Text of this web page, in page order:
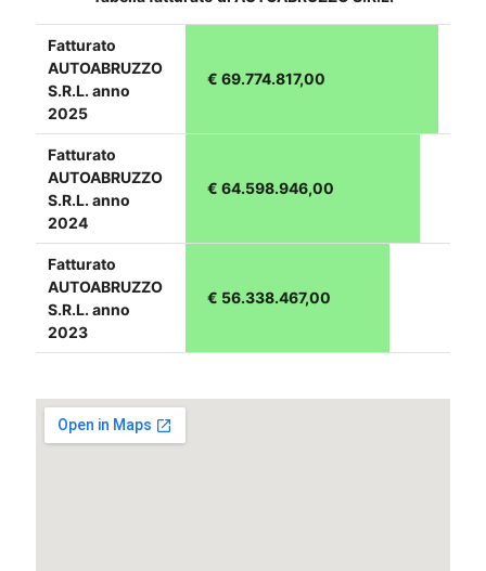
Fatturato
AUTOABRUZZO
S.R.L. anno
2025
€ 69.774.817,00
Fatturato
AUTOABRUZZO
S.R.L. anno
2024
€ 64.598.946,00
Fatturato
AUTOABRUZZO
S.R.L. anno
2023
€ 56.338.467,00